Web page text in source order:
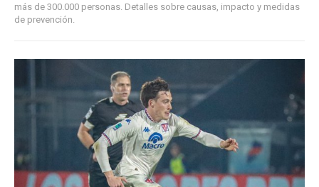
más de 300.000 personas. Detalles sobre causas, impacto y medidas
de prevención.